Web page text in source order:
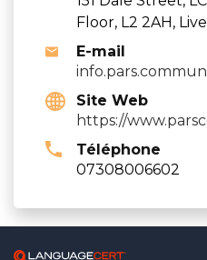
Floor, L2 2AH,
E-mail
Site Web
https://
Téléphone
07308006602